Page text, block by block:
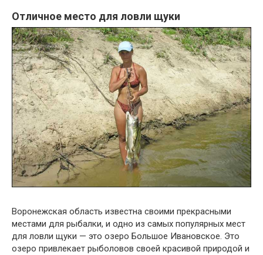
Отличное место для ловли щуки
Воронежская область известна своими прекрасными
местами для рыбалки, и одно из самых популярных мест
для ловли щуки — это озеро Большое Ивановское. Это
озеро привлекает рыболовов своей красивой природой и